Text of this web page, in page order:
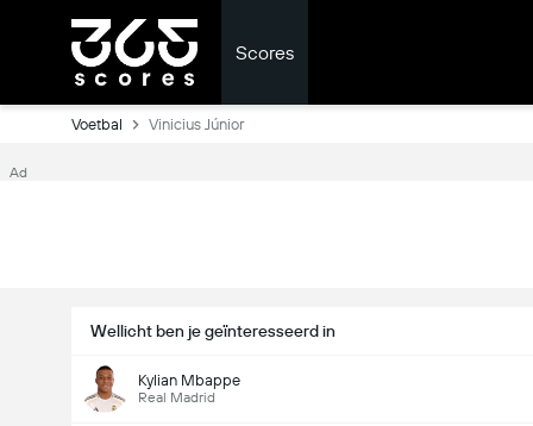
Scores
Voetbal Vinicius Júnior
Ad
Wellicht ben je geïnteresseerd in
Kylian Mbappe
Real Madrid